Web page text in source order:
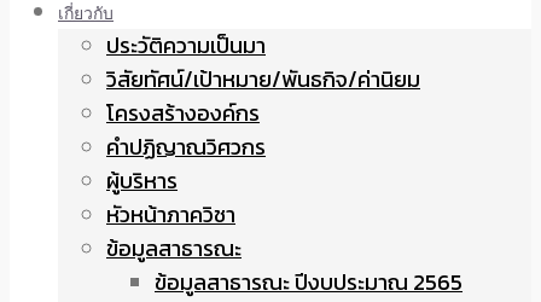
เกี่ยวกับ
ประวัติความเป็นมา
วิสัยทัศน์/เป้าหมาย/พันธกิจ/ค่านิยม
โครงสร้างองค์กร
คำปฏิญาณวิศวกร
ผู้บริหาร
หัวหน้าภาควิชา
ข้อมูลสาธารณะ
ข้อมูลสาธารณะ ปีงบประมาณ 2565